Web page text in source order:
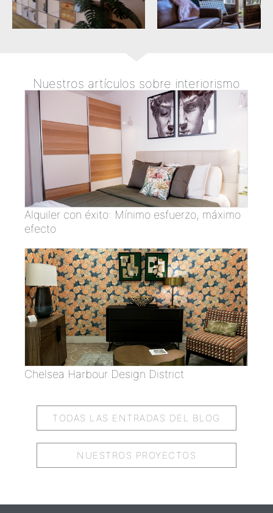
Nuestros artículos sobre interiorismo
Alquiler con éxito: Mínimo esfuerzo, máximo
efecto
Chelsea Harbour Design District
TODAS LAS ENTRADAS DEL BLOG
NUESTROS PROYECTOS